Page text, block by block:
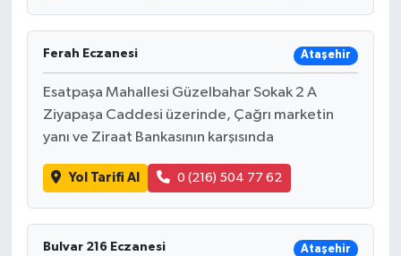
Ferah Eczanesi Ataşehir
Esatpaşa Mahallesi Güzelbahar Sokak 2 A
Ziyapaşa Caddesi üzerinde, Çağrı marketin
yanı ve Ziraat Bankasının karşısında
Yol Tarifi Al 0 (216) 504 77 62
Bulvar 216 Eczanesi Ataşehir